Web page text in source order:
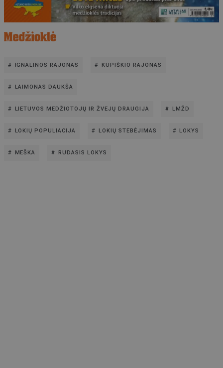
IGNALINOS RAJONAS KUPIŠKIO RAJONAS
LAIMONAS DAUKŠA
LIETUVOS MEDŽIOTOJŲ IR ŽVEJŲ DRAUGIJA LMŽD
LOKIŲ POPULIACIJA LOKIŲ STEBĖJIMAS LOKYS
MEŠKA RUDASIS LOKYS